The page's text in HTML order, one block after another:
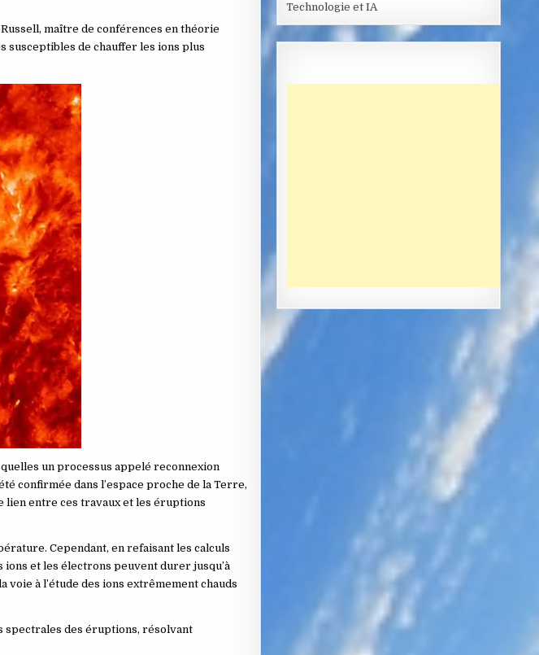
maître de conférences en théorie
susceptibles de chauffer les ions plus
un processus appelé reconnexion
confirmée dans l’espace proche de la Terre,
lien entre ces travaux et les éruptions
Cependant, en refaisant les calculs
et les électrons peuvent durer jusqu’à
à l’étude des ions extrêmement chauds
spectrales des éruptions, résolvant
Technologie et IA